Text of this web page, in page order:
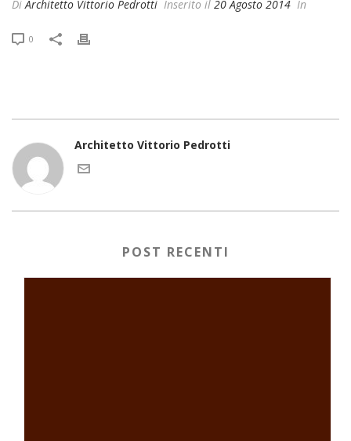
DiArchitetto Vittorio Pedrotti Inserito il 20 Agosto 2014 In
0
Architetto Vittorio Pedrotti
POST RECENTI